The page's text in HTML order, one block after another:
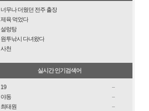
너무나 더웠던 전주 출장
제육 먹었다
설렁탕
원투낚시 다녀왔다
사천
실시간 인기검색어
19
야동
최태원